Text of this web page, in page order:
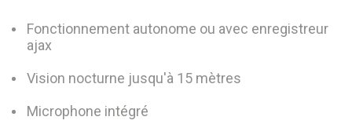
Fonctionnement autonome ou avec enregistreur
ajax
Vision nocturne jusqu'à 15 mètres
Microphone intégré